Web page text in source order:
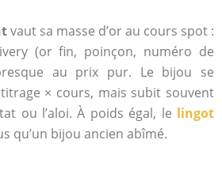
vaut sa masse d’or au cours spot :
(or fin, poinçon, numéro de
au prix pur. Le bijou se
× cours, mais subit souvent
ou l’aloi. À poids égal, le lingot
qu’un bijou ancien abîmé.